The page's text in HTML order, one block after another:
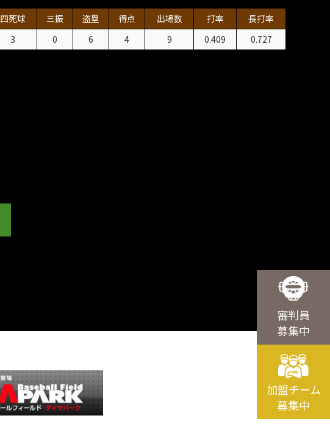
四死球 三振 盗塁 得点 出場数 打率
長打率
3 0 6 4 9 0.409 0.727
審判員
募集中
加盟チーム
募集中